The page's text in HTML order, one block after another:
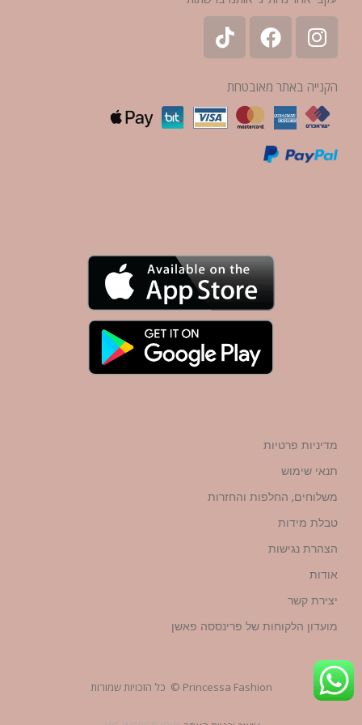
הקנייה באתר מאובטחת
מדיניות פרטיות
תנאי שימוש
משלוחים, החלפות והחזרות
טבלת מידות
הצהרת נגישות
אודות
יצירת קשר
מועדון הלקוחות של פרינססה פאשן